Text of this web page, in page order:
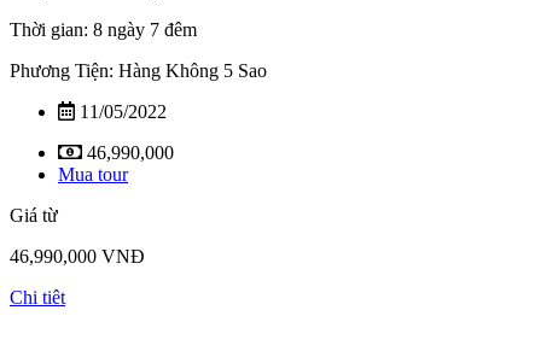
Thời gian: 8 ngày 7 đêm
Phương Tiện: Hàng Không 5 Sao
11/05/2022
46,990,000
Mua tour
Giá từ
46,990,000 VNĐ
Chi tiêt